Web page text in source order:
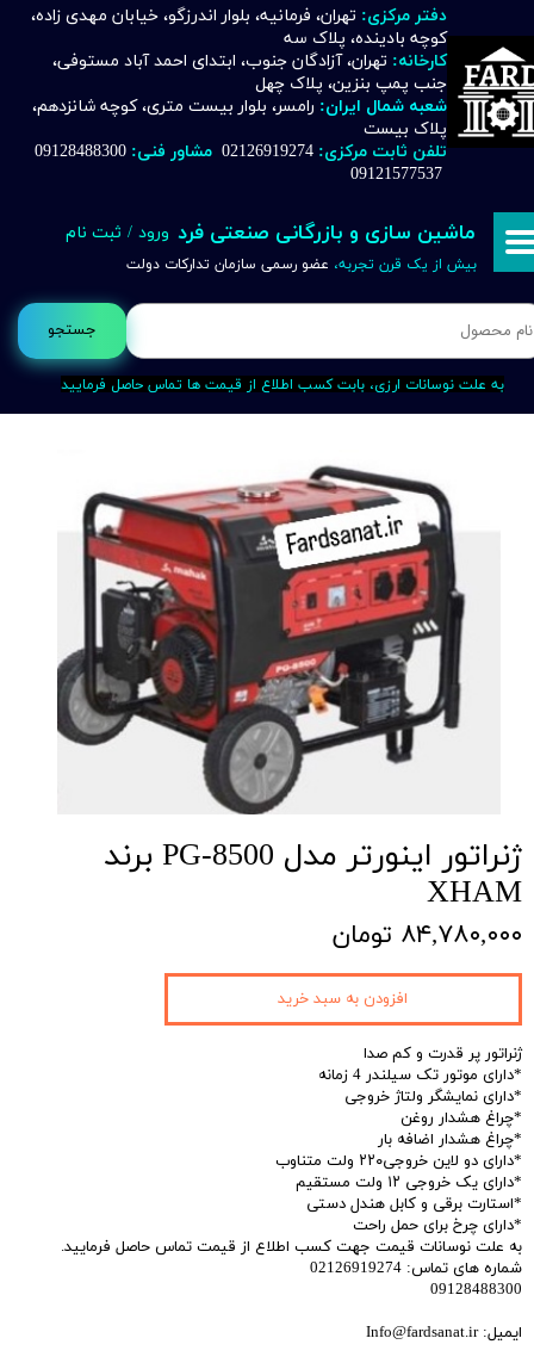
جستجو
دفتر مرکزی: تهران، فرمانیه، بلوار اندرزگو، خیابان مهدی زاده،
کوچه بادینده، پلاک سه
کارخانه: تهران، آزادگان جنوب، ابتدای احمد آباد مستوفی،
جنب پمپ بنزین، پلاک چهل
شعبه شمال ایران: رامسر، بلوار بیست متری، کوچه شانزدهم،
پلاک بیست
تلفن ثابت مرکزی: 02126919274 مشاور فنی:
09121577537
ماشین سازی و بازرگانی صنعتی فرد
بیش از یک قرن تجربه، عضو رسمی سازمان تدارکات دولت
ورود / ثبت نام
حساب کاربری من
تغییر گذر واژه
خروج از حساب کاربری
به علت نوسانات ارزی، بابت کسب اطلاع از قیمت ها تماس حاصل فرمایید
ژنراتور اینورتر مدل PG-8500 برند
XHAM
۸۴,۷۸۰,۰۰۰ تومان
ژنراتور پر قدرت و کم صدا
*دارای موتور تک سیلندر 4 زمانه
*دارای نمایشگر ولتاژ خروجی
*چراغ هشدار روغن
*چراغ هشدار اضافه بار
*دارای دو لاین خروجی۲۲۰ ولت متناوب
*دارای یک خروجی ۱۲ ولت مستقیم
*استارت برقی و کابل هندل دستی
*دارای چرخ برای حمل راحت
به علت نوسانات قیمت جهت کسب اطلاع از قیمت تماس حاصل فرمایید.
شماره های تماس: 02126919274
09128488300
ایمیل: Info@fardsanat.ir
افزودن به سبد خرید